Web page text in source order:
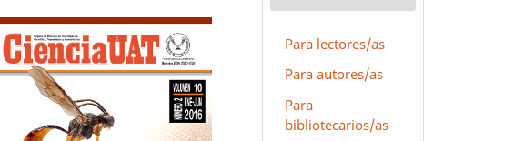
Para lectores/as
Para autores/as
Para
bibliotecarios/as